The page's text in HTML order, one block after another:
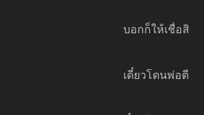
บอกก็ให้เชื่อสิ
เดี๋ยวโดนพ่อตี